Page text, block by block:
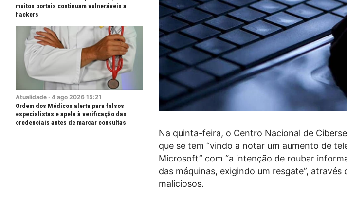
muitos portais continuam vulneráveis a
hackers
Atualidade · 4 ago 2026 15:21
Ordem dos Médicos alerta para falsos
especialistas e apela à verificação das
credenciais antes de marcar consultas
Na quinta-feira, o Centro Nacional de
que se tem “vindo a notar um aumento de
Microsoft” com “a intenção de roubar
das máquinas, exigindo um resgate”,
maliciosos.